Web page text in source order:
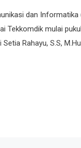
dan
Tekkomdik mulai
Setia Rahayu, S.S,